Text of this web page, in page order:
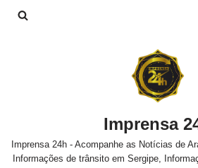
Imprensa
Imprensa 24h - Acompanhe as Notícias de
Informações de trânsito em Sergipe,